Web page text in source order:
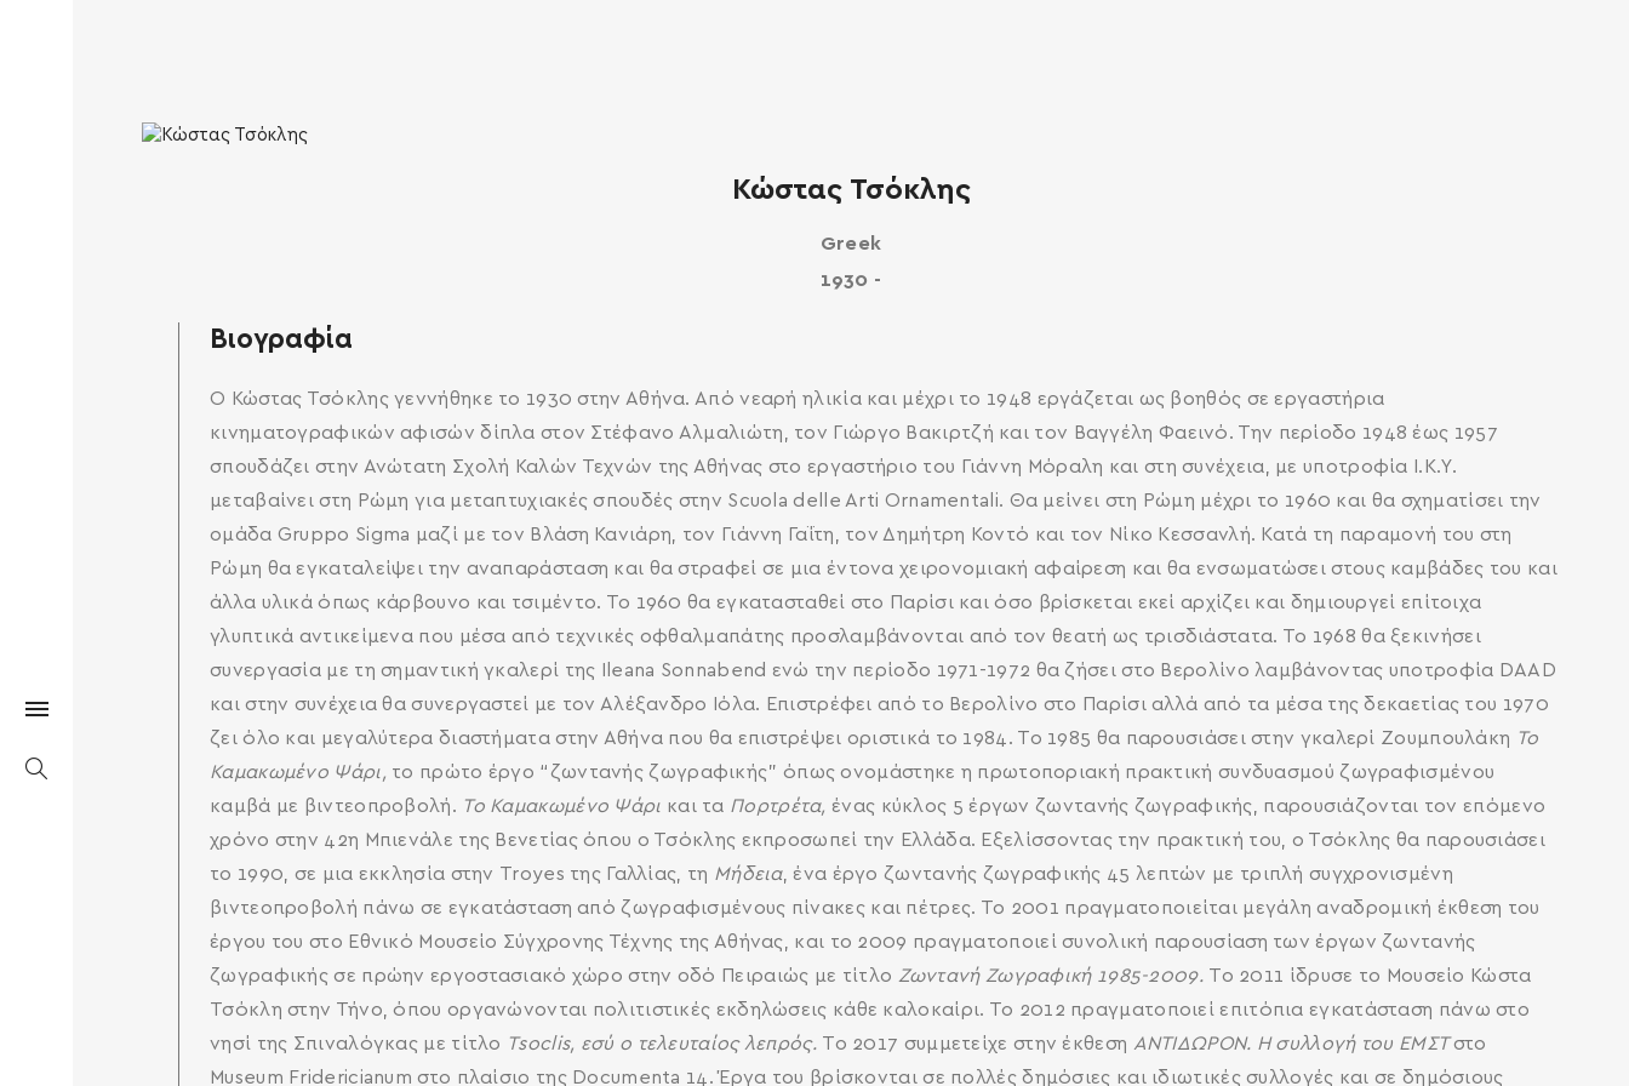
SEARCH AND PRESS ENTER
Κώστας Τσόκλης
Greek
1930 -
Βιογραφία
Ο Κώστας Τσόκλης γεννήθηκε το 1930 στην Αθήνα. Από νεαρή ηλικία και μέχρι το 1948 εργάζεται ως βοηθός σε εργαστήρια
κινηματογραφικών αφισών δίπλα στον Στέφανο Αλμαλιώτη, τον Γιώργο Βακιρτζή και τον Βαγγέλη Φαεινό. Την περίοδο 1948 έως 1957
σπουδάζει στην Ανώτατη Σχολή Καλών Τεχνών της Αθήνας στο εργαστήριο του Γιάννη Μόραλη και στη συνέχεια, με υποτροφία Ι.Κ.Υ.
μεταβαίνει στη Ρώμη για μεταπτυχιακές σπουδές στην Scuola delle Arti Ornamentali. Θα μείνει στη Ρώμη μέχρι το 1960 και θα σχηματίσει την
ομάδα Gruppo Sigma μαζί με τον Βλάση Κανιάρη, τον Γιάννη Γαΐτη, τον Δημήτρη Κοντό και τον Νίκο Κεσσανλή. Κατά τη παραμονή του στη
Ρώμη θα εγκαταλείψει την αναπαράσταση και θα στραφεί σε μια έντονα χειρονομιακή αφαίρεση και θα ενσωματώσει στους καμβάδες του και
άλλα υλικά όπως κάρβουνο και τσιμέντο. Το 1960 θα εγκατασταθεί στο Παρίσι και όσο βρίσκεται εκεί αρχίζει και δημιουργεί επίτοιχα
γλυπτικά αντικείμενα που μέσα από τεχνικές οφθαλμαπάτης προσλαμβάνονται από τον θεατή ως τρισδιάστατα. Το 1968 θα ξεκινήσει
συνεργασία με τη σημαντική γκαλερί της Ileana Sonnabend ενώ την περίοδο 1971-1972 θα ζήσει στο Βερολίνο λαμβάνοντας υποτροφία DAAD
και στην συνέχεια θα συνεργαστεί με τον Αλέξανδρο Ιόλα. Επιστρέφει από το Βερολίνο στο Παρίσι αλλά από τα μέσα της δεκαετίας του 1970
ζει όλο και μεγαλύτερα διαστήματα στην Αθήνα που θα επιστρέψει οριστικά το 1984. Το 1985 θα παρουσιάσει στην γκαλερί Ζουμπουλάκη Το
Καμακωμένο Ψάρι, το πρώτο έργο “ζωντανής ζωγραφικής” όπως ονομάστηκε η πρωτοποριακή πρακτική συνδυασμού ζωγραφισμένου
καμβά με βιντεοπροβολή. Το Καμακωμένο Ψάρι και τα Πορτρέτα, ένας κύκλος 5 έργων ζωντανής ζωγραφικής, παρουσιάζονται τον επόμενο
χρόνο στην 42η Μπιενάλε της Βενετίας όπου ο Τσόκλης εκπροσωπεί την Ελλάδα. Εξελίσσοντας την πρακτική του, ο Τσόκλης θα παρουσιάσει
το 1990, σε μια εκκλησία στην Troyes της Γαλλίας, τη Μήδεια, ένα έργο ζωντανής ζωγραφικής 45 λεπτών με τριπλή συγχρονισμένη
βιντεοπροβολή πάνω σε εγκατάσταση από ζωγραφισμένους πίνακες και πέτρες. Το 2001 πραγματοποιείται μεγάλη αναδρομική έκθεση του
έργου του στο Εθνικό Μουσείο Σύγχρονης Τέχνης της Αθήνας, και το 2009 πραγματοποιεί συνολική παρουσίαση των έργων ζωντανής
ζωγραφικής σε πρώην εργοστασιακό χώρο στην οδό Πειραιώς με τίτλο Ζωντανή Ζωγραφική 1985-2009. Το 2011 ίδρυσε το Μουσείο Κώστα
Τσόκλη στην Τήνο, όπου οργανώνονται πολιτιστικές εκδηλώσεις κάθε καλοκαίρι. Το 2012 πραγματοποιεί επιτόπια εγκατάσταση πάνω στο
νησί της Σπιναλόγκας με τίτλο Τsoclis, εσύ ο τελευταίος λεπρός. Το 2017 συμμετείχε στην έκθεση ΑΝΤΙΔΩΡΟΝ. Η συλλογή του ΕΜΣΤστο
Museum Fridericianum στο πλαίσιο της Documenta 14. Έργα του βρίσκονται σε πολλές δημόσιες και ιδιωτικές συλλογές και σε δημόσιους